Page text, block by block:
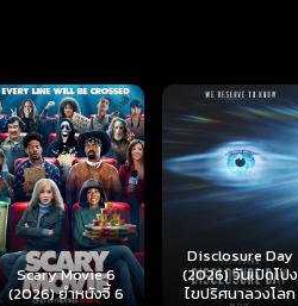
Disclosure Day
(2026) วันเปิดโปง
ไขปริศนาลวงโลก
Backrooms (2026)
นรกห้องลับ